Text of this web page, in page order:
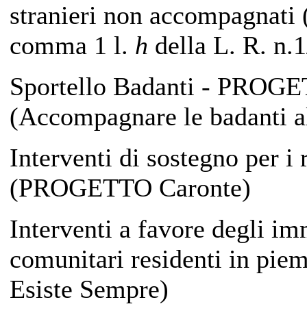
stranieri non
comma 1 l. h della L. R.
Sportello Badanti -
(Accompagnare le badanti
Interventi di sostegno per i
(PROGETTO Caronte)
Interventi a favore degli
comunitari residenti in
Esiste Sempre)